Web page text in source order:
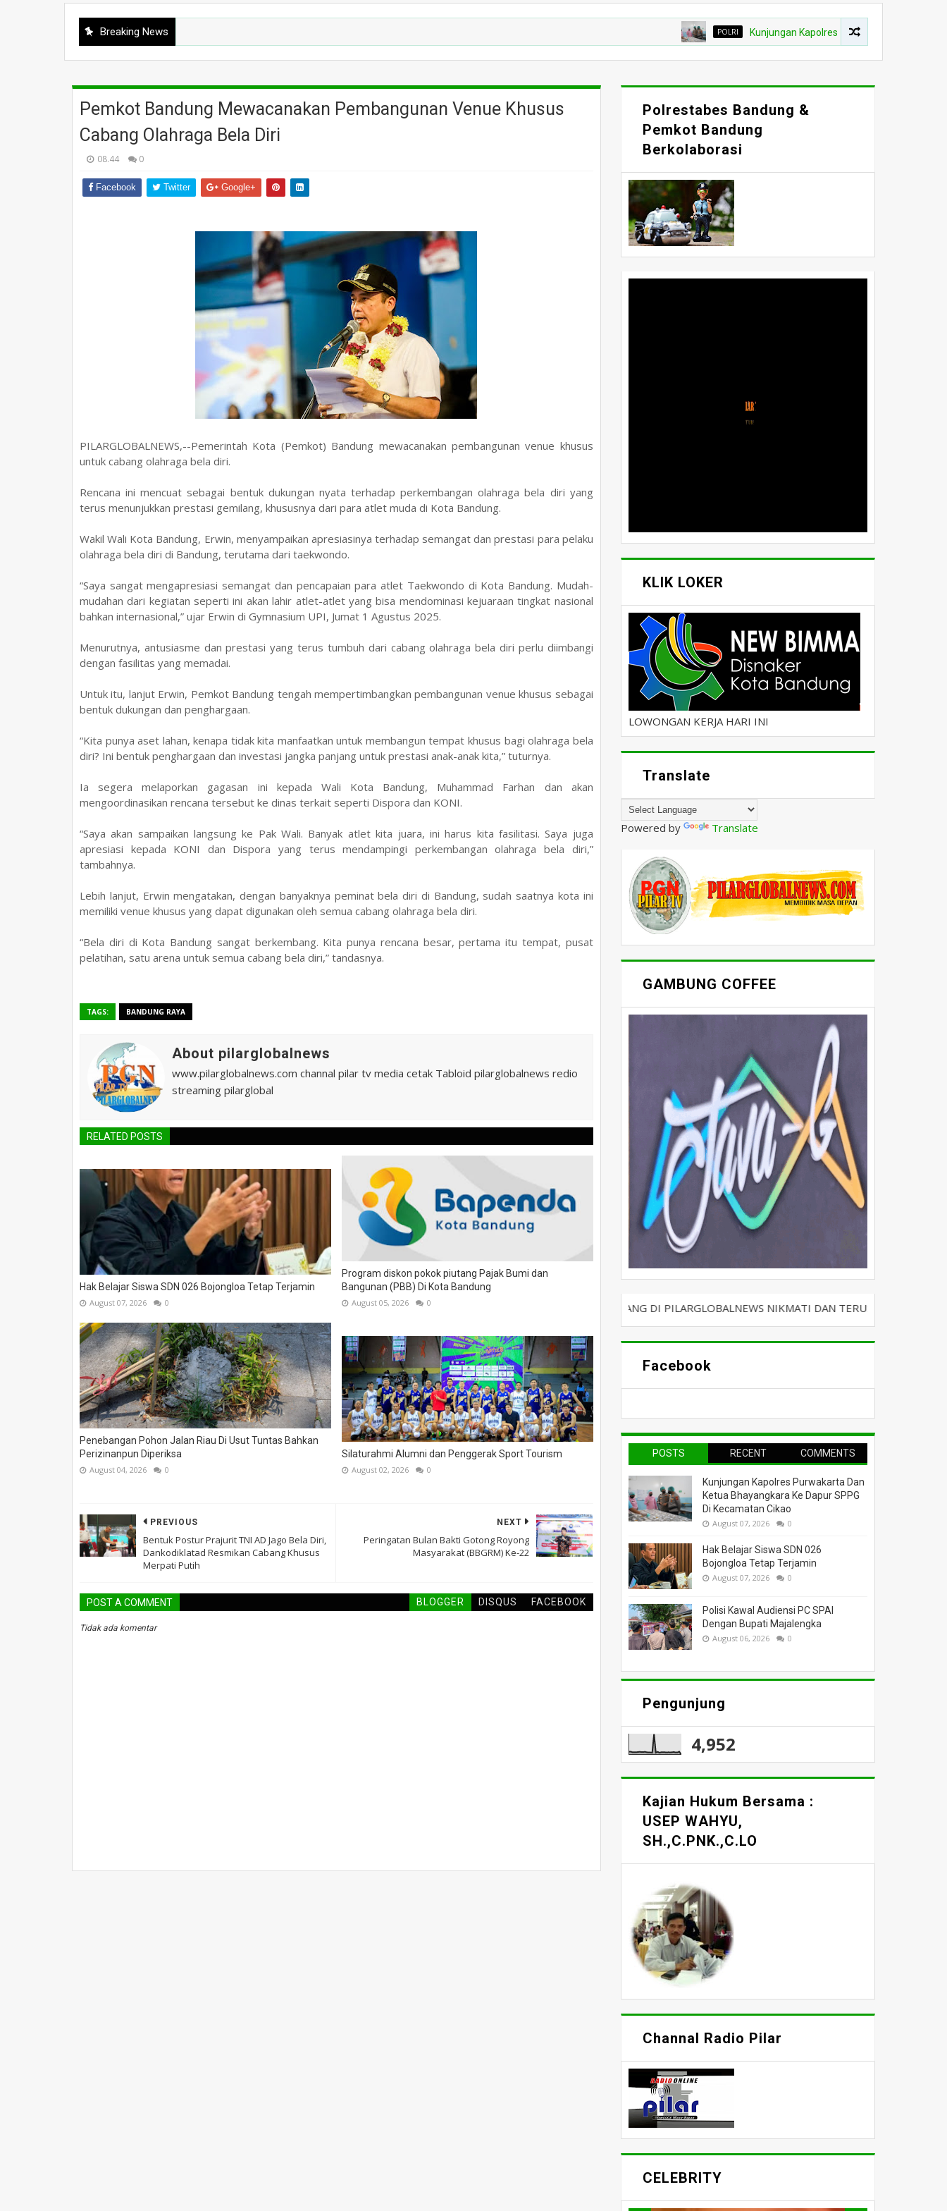
Breaking News POLRI Kunjungan Kapolres Purwakarta Dan Ketua
Pemkot Bandung Mewacanakan Pembangunan Venue Khusus
Cabang Olahraga Bela Diri
08.44 0
Facebook Twitter Google+
PILARGLOBALNEWS,--Pemerintah Kota (Pemkot) Bandung mewacanakan pembangunan venue khusus
untuk cabang olahraga bela diri.
Rencana ini mencuat sebagai bentuk dukungan nyata terhadap perkembangan olahraga bela diri yang
terus menunjukkan prestasi gemilang, khususnya dari para atlet muda di Kota Bandung.
Wakil Wali Kota Bandung, Erwin, menyampaikan apresiasinya terhadap semangat dan prestasi para pelaku
olahraga bela diri di Bandung, terutama dari taekwondo.
“Saya sangat mengapresiasi semangat dan pencapaian para atlet Taekwondo di Kota Bandung. Mudah-
mudahan dari kegiatan seperti ini akan lahir atlet-atlet yang bisa mendominasi kejuaraan tingkat nasional
bahkan internasional,” ujar Erwin di Gymnasium UPI, Jumat 1 Agustus 2025.
Menurutnya, antusiasme dan prestasi yang terus tumbuh dari cabang olahraga bela diri perlu diimbangi
dengan fasilitas yang memadai.
Untuk itu, lanjut Erwin, Pemkot Bandung tengah mempertimbangkan pembangunan venue khusus sebagai
bentuk dukungan dan penghargaan.
“Kita punya aset lahan, kenapa tidak kita manfaatkan untuk membangun tempat khusus bagi olahraga bela
diri? Ini bentuk penghargaan dan investasi jangka panjang untuk prestasi anak-anak kita,” tuturnya.
Ia segera melaporkan gagasan ini kepada Wali Kota Bandung, Muhammad Farhan dan akan
mengoordinasikan rencana tersebut ke dinas terkait seperti Dispora dan KONI.
“Saya akan sampaikan langsung ke Pak Wali. Banyak atlet kita juara, ini harus kita fasilitasi. Saya juga
apresiasi kepada KONI dan Dispora yang terus mendampingi perkembangan olahraga bela diri,”
tambahnya.
Lebih lanjut, Erwin mengatakan, dengan banyaknya peminat bela diri di Bandung, sudah saatnya kota ini
memiliki venue khusus yang dapat digunakan oleh semua cabang olahraga bela diri.
“Bela diri di Kota Bandung sangat berkembang. Kita punya rencana besar, pertama itu tempat, pusat
pelatihan, satu arena untuk semua cabang bela diri,” tandasnya.
TAGS: BANDUNG RAYA
About pilarglobalnews
www.pilarglobalnews.com channal pilar tv media cetak Tabloid pilarglobalnews redio
streaming pilarglobal
RELATED POSTS
Hak Belajar Siswa SDN 026 Bojongloa Tetap Terjamin
August 07, 2026 0
Program diskon pokok piutang Pajak Bumi dan
Bangunan (PBB) Di Kota Bandung
August 05, 2026 0
Penebangan Pohon Jalan Riau Di Usut Tuntas Bahkan
Perizinanpun Diperiksa
August 04, 2026 0
Silaturahmi Alumni dan Penggerak Sport Tourism
August 02, 2026 0
NEXT
Peringatan Bulan Bakti Gotong Royong
Masyarakat (BBGRM) Ke-22
PREVIOUS
Bentuk Postur Prajurit TNI AD Jago Bela Diri,
Dankodiklatad Resmikan Cabang Khusus
Merpati Putih
POST A COMMENT BLOGGER DISQUS FACEBOOK
Tidak ada komentar
Polrestabes Bandung &
Pemkot Bandung
Berkolaborasi
KLIK LOKER
LOWONGAN KERJA HARI INI
Translate
Powered by Translate
GAMBUNG COFFEE
SELAMAT DATANG DI PILARGLOBALNEWS NIKMATI DAN TERUS BERSELANCAR
Facebook
POSTS RECENT COMMENTS
Kunjungan Kapolres Purwakarta Dan
Ketua Bhayangkara Ke Dapur SPPG
Di Kecamatan Cikao
August 07, 2026 0
Hak Belajar Siswa SDN 026
Bojongloa Tetap Terjamin
August 07, 2026 0
Polisi Kawal Audiensi PC SPAI
Dengan Bupati Majalengka
August 06, 2026 0
Pengunjung
4,952
Kajian Hukum Bersama :
USEP WAHYU,
SH.,C.PNK.,C.LO
Channal Radio Pilar
CELEBRITY